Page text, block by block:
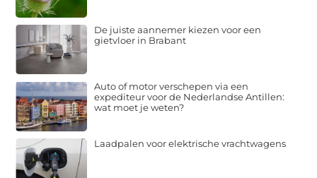
De juiste aannemer kiezen voor een
gietvloer in Brabant
Auto of motor verschepen via een
expediteur voor de Nederlandse Antillen:
wat moet je weten?
Laadpalen voor elektrische vrachtwagens